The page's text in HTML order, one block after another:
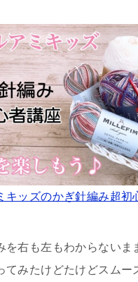
キッズのかぎ針編み超初
を右も左もわからないま
てみたけどたけどスム